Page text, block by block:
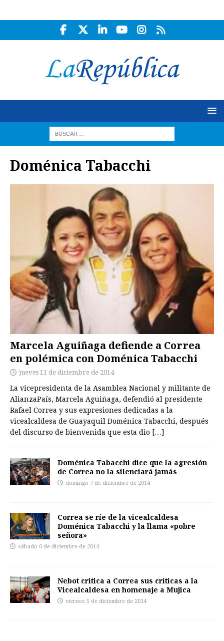
Doménica Tabacchi
Marcela Aguiñaga defiende a Correa
en polémica con Doménica Tabacchi
jueves 11 de diciembre de 2014
La vicepresidenta de la Asamblea Nacional y militante de
AlianzaPaís, Marcela Aguiñaga, defendió al presidente
Rafael Correa y sus expresiones dedicadas a la
vicealcaldesa de Guayaquil Doménica Tabacchi, después
del discurso de bienvenida que esta dio […]
Doménica Tabacchi dice que la agresión
de Correa no la silenciará jamás
domingo 7 de diciembre de 2014
Correa se ríe de la vicealcaldesa
Doménica Tabacchi y la llama «pobre
señora»
sábado 6 de diciembre de 2014
Nebot critica a Correa sus críticas a la
Vicealcaldesa en homenaje a Mujica
viernes 5 de diciembre de 2014